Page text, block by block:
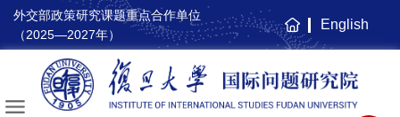
外交部政策研究课题重点合作单位
（2025—2027年）
主
页
English